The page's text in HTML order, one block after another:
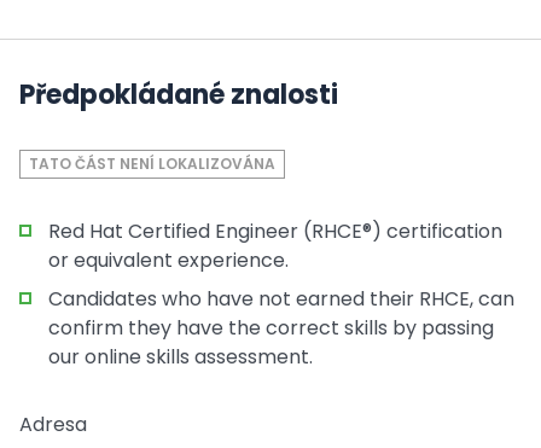
Předpokládané znalosti
TATO ČÁST NENÍ LOKALIZOVÁNA
Red Hat Certified Engineer (RHCE®) certification
or equivalent experience.
Candidates who have not earned their RHCE, can
confirm they have the correct skills by passing
our online skills assessment.
Adresa